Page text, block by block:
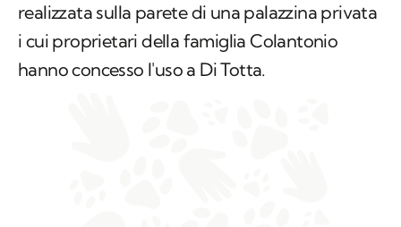
realizzata sulla parete di una palazzina privata
i cui proprietari della famiglia Colantonio
hanno concesso l'uso a Di Totta.